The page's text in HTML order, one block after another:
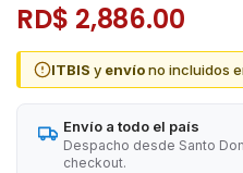
RD$ 2,886.00
ITBIS y envíono incluidos
Envío a todo el país
Despacho desde Santo
checkout.